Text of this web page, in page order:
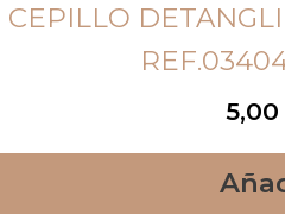
CEPILLO
5,00